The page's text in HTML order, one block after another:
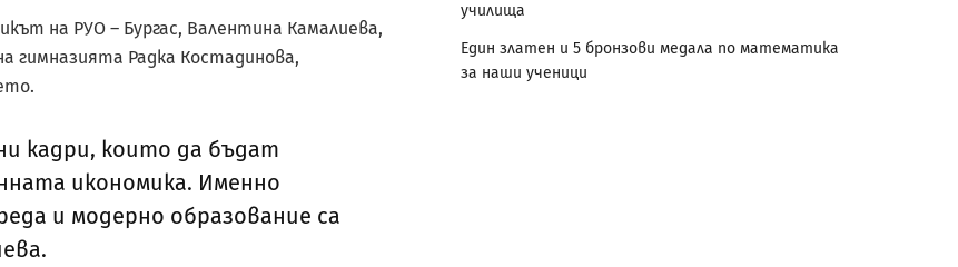
на РУО – Бургас, Валентина Камалиева,
гимназията Радка Костадинова,
кадри, които да бъдат
икономика. Именно
и модерно образование са
училища
Един златен и 5 бронзови медала по математика
за наши ученици